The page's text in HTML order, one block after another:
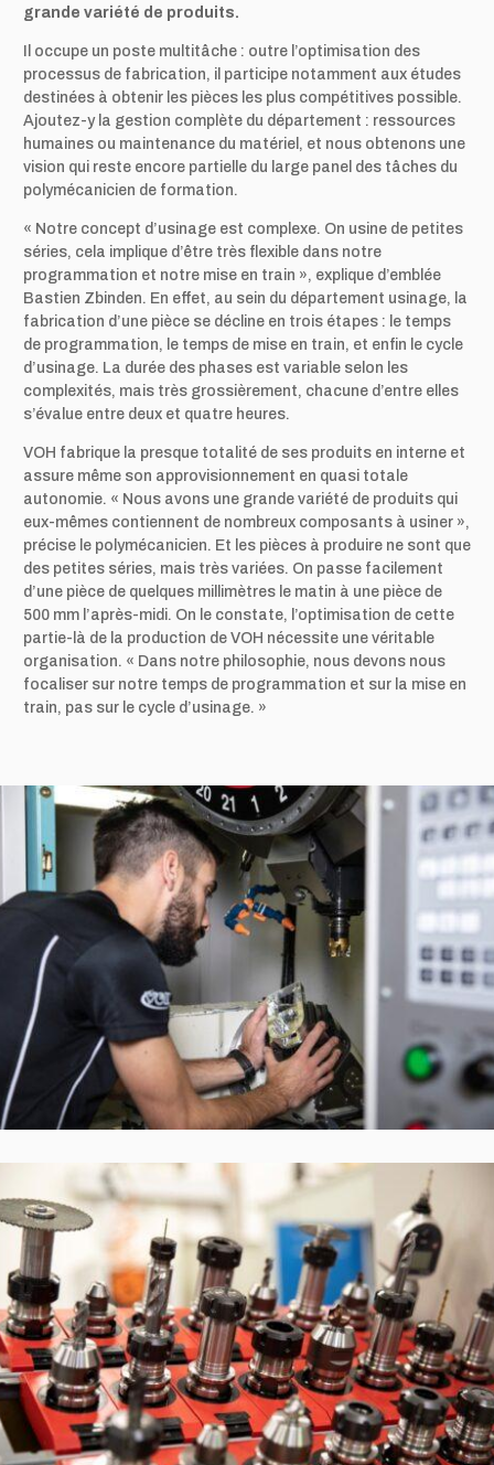
grande variété de produits.
Il occupe un poste multitâche : outre l’optimisation des
processus de fabrication, il participe notamment aux études
destinées à obtenir les pièces les plus compétitives possible.
Ajoutez-y la gestion complète du département : ressources
humaines ou maintenance du matériel, et nous obtenons une
vision qui reste encore partielle du large panel des tâches du
polymécanicien de formation.
« Notre concept d’usinage est complexe. On usine de petites
séries, cela implique d’être très flexible dans notre
programmation et notre mise en train », explique d’emblée
Bastien Zbinden. En effet, au sein du département usinage, la
fabrication d’une pièce se décline en trois étapes : le temps
de programmation, le temps de mise en train, et enfin le cycle
d’usinage. La durée des phases est variable selon les
complexités, mais très grossièrement, chacune d’entre elles
s’évalue entre deux et quatre heures.
VOH fabrique la presque totalité de ses produits en interne et
assure même son approvisionnement en quasi totale
autonomie. « Nous avons une grande variété de produits qui
eux-mêmes contiennent de nombreux composants à usiner »,
précise le polymécanicien. Et les pièces à produire ne sont que
des petites séries, mais très variées. On passe facilement
d’une pièce de quelques millimètres le matin à une pièce de
500 mm l’après-midi. On le constate, l’optimisation de cette
partie-là de la production de VOH nécessite une véritable
organisation. « Dans notre philosophie, nous devons nous
focaliser sur notre temps de programmation et sur la mise en
train, pas sur le cycle d’usinage. »